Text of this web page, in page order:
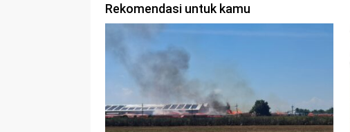
Rekomendasi untuk kamu